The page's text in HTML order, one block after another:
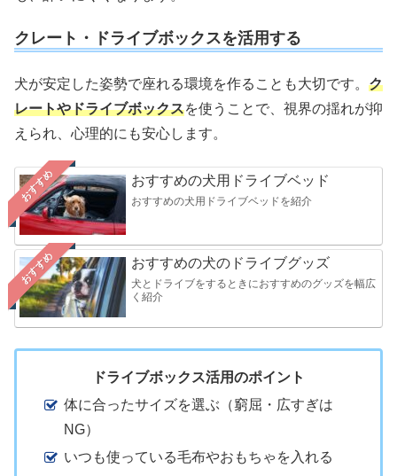
クレート・ドライブボックスを活用する
犬が安定した姿勢で座れる環境を作ることも大切です。 ク
レートやドライブボックスを使うことで、視界の揺れが抑
えられ、心理的にも安心します。
おすすめ おすすめの犬用ドライブベッド
おすすめの犬用ドライブベッドを紹介
おすすめ おすすめの犬のドライブグッズ
犬とドライブをするときにおすすめのグッズを幅広
く紹介
ドライブボックス活用のポイント
体に合ったサイズを選ぶ（窮屈・広すぎは
NG）
いつも使っている毛布やおもちゃを入れる